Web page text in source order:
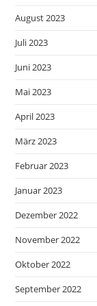
August 2023
Juli 2023
Juni 2023
Mai 2023
April 2023
März 2023
Februar 2023
Januar 2023
Dezember 2022
November 2022
Oktober 2022
September 2022